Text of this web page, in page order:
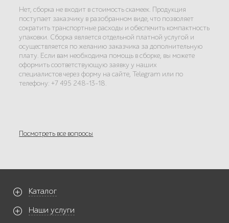
Нет, сборка не входит в стоимость скамеек. Продукция
поступает заказчику в разобранном виде, что позволяет
сократить транспортные расходы и обеспечить компактность
упаковки. Сборка является отдельной платной услугой и
осуществляется по желанию заказчика за дополнительную
плату. Если вам необходима помощь в сборке, вы можете
оформить соответствующую заявку у наших
специалистов через форму на сайте, Telegram или по
телефону: +7 495 248-13-18.
Посмотреть все вопросы
Каталог
Наши услуги